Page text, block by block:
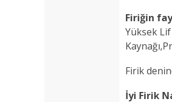
Firiğin
Yüksek
Firik
İyi Firik